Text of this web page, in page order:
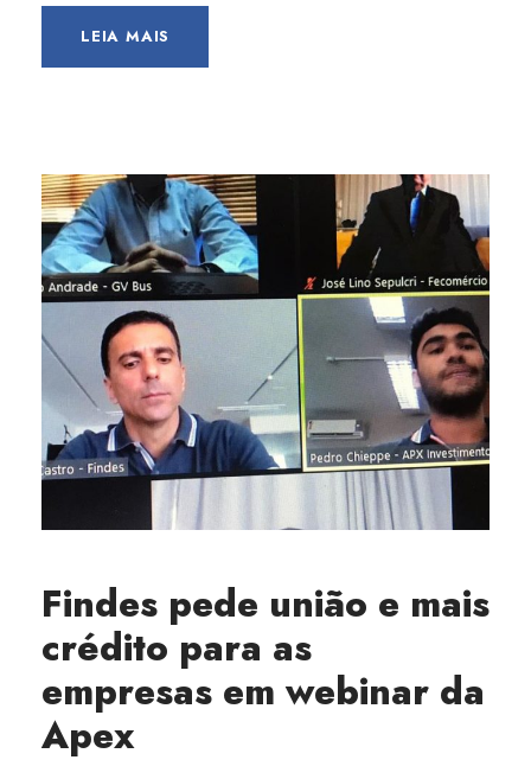
LEIA MAIS
Findes pede união e mais
crédito para as
empresas em webinar da
Apex